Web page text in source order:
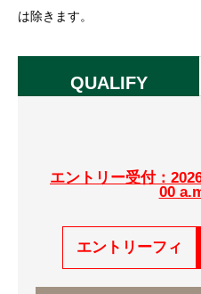
は除きます。
QUALIFY
エントリー受付：
00
エントリーフィ